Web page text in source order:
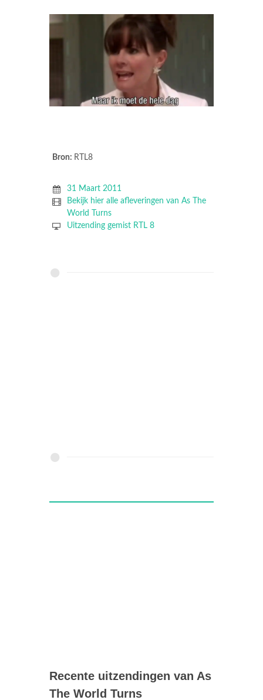
Bron: RTL8
31 Maart 2011
Bekijk hier alle afleveringen van As The
World Turns
Uitzending gemist RTL 8
Recente uitzendingen van As
The World Turns